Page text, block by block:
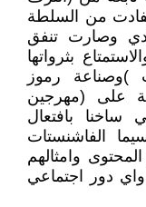
من السلطة
وصارت تنفق
بثرواتها
)وصناعة رموز
على (مهرجين
ساخنا بافتعال
الفاشنستات
وامثالهم
دور اجتماعي